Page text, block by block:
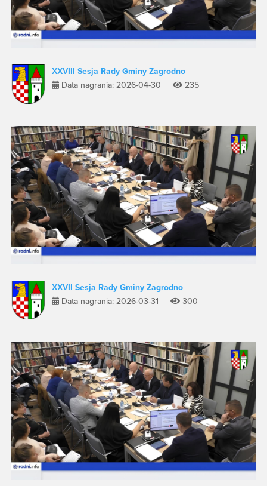
XXVIII Sesja Rady Gminy Zagrodno
Data nagrania: 2026-04-30
235
XXVII Sesja Rady Gminy Zagrodno
Data nagrania: 2026-03-31
300